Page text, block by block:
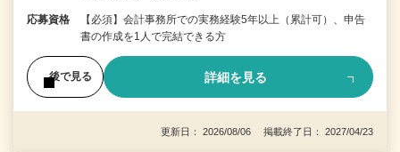
応募資格
【必須】会計事務所での実務経験5年以上（累計可）、申告
書の作成を1人で完結できる方
後で見る 詳細を見る
更新日： 2026/08/06 掲載終了日： 2027/04/23